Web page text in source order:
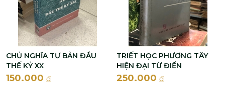
CHỦ NGHĨA TƯ BẢN ĐẦU
THẾ KỶ XX
150.000 đ
TRIẾT HỌC PHƯƠNG TÂY
HIỆN ĐẠI TỪ ĐIỂN
250.000 đ